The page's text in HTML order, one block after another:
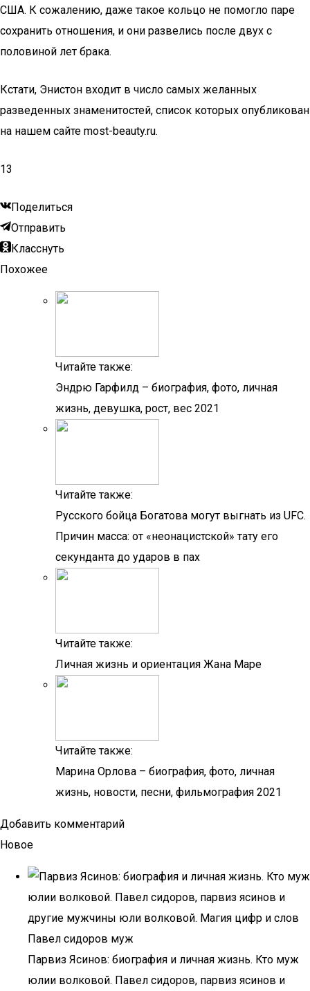
США. К сожалению, даже такое кольцо не помогло паре
сохранить отношения, и они развелись после двух с
половиной лет брака.
Кстати, Энистон входит в число самых желанных
разведенных знаменитостей, список которых опубликован
на нашем сайте most-beauty.ru.
13
Поделиться
Отправить
Класснуть
Похожее
Читайте также:
Эндрю Гарфилд – биография, фото, личная
жизнь, девушка, рост, вес 2021
Читайте также:
Русского бойца Богатова могут выгнать из UFC.
Причин масса: от «неонацистской» тату его
секунданта до ударов в пах
Читайте также:
Личная жизнь и ориентация Жана Маре
Читайте также:
Марина Орлова – биография, фото, личная
жизнь, новости, песни, фильмография 2021
Добавить комментарий
Новое
Парвиз Ясинов: биография и личная жизнь. Кто муж
юлии волковой. Павел сидоров, парвиз ясинов и